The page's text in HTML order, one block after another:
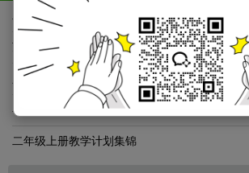
二年级第一学期数学教研组活动计划
苏教版数学二年级上册教学计划
人教版二年级上册数学教学计划
小学二年级上册数学教学计划
二年级上册教学计划集锦